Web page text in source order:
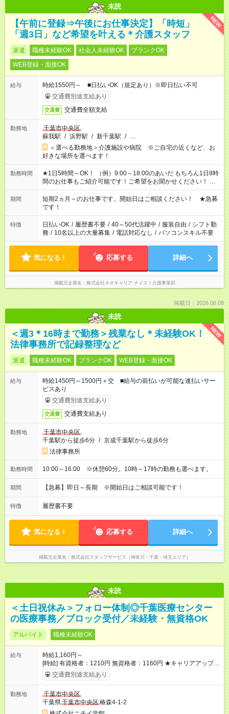
未読
NEW
【午前に登録⇒午後にお仕事決定】「時短」
「週3日」など希望を叶える＊介護スタッフ
派遣 職種未経験OK 社会人未経験OK
ブランクOK
WEB登録・面接OK
給与
時給1550円～ ■日払いOK（規定あり）※即日払い不可
交通費別途支給あり
交通費 交通費全額支給
勤務地
千葉市中央区
蘇我駅 / 浜野駅 / 新千葉駅 / …
＜選べる勤務地＞介護施設や病院 ※ご自宅の近くなど、お
好きな場所を選べます！
勤務時間
★1日5時間～OK！ （例）9:00～18:00のあいだ もちろん1日8時
間のお仕事もご紹介可能です！ご希望をお聞かせください！ ※
週最低15時間以上の勤務が必要です
期間
短期2ヵ月～のお仕事です。開始日はご相談ください！ ★急募
です！
特徴 日払いOK / 履歴書不要 / 40～50代活躍中 / 服装自由 / シフト勤
務 / 10名以上の大量募集 / 電話対応なし / パソコンスキル不要
気になる！ 応募する 詳細へ
掲載元企業名 株式会社ネオキャリア ナイス！介護事業部
掲載日：2026.08.08
未読
NEW
＜週3＊16時まで勤務＞残業なし＊未経験OK！
法律事務所で記録整理など
派遣 職種未経験OK ブランクOK WEB登録・面接OK
給与
時給1450円～1500円＋交 ■給与の前払いが可能な速払いサー
ビスあり
交通費別途支給あり
交通費 交通費支給あり
勤務地
千葉市中央区
千葉駅から徒歩6分 / 京成千葉駅から徒歩6分
法律事務所
勤務時間 10:00～16:00 ※休憩60分。10時～17時の勤務も選べます。
期間 【急募】即日～長期 ※開始日はご相談可能です！
特徴 履歴書不要
気になる！ 応募する 詳細へ
掲載元企業名 株式会社スタッフサービス（神奈川・千葉・埼玉エリア）
未読
＜土日祝休み＞フォロー体制◎千葉医療センター
の医療事務／ブロック受付／未経験・無資格OK
アルバイト 職種未経験OK
給与
時給1,160円～
[時給] 有資格者：1210円 無資格者：1160円 ★キャリアアップ制
度あり 進級により給与がアップします！ 【試用期間】試用期間
あり 試用期間の長さ：3ヶ月 雇用形態、給与は本採用時と同じ
交通費別途支給あり
勤務地
千葉市中央区
千葉県千葉市中央区椿森4-1-2